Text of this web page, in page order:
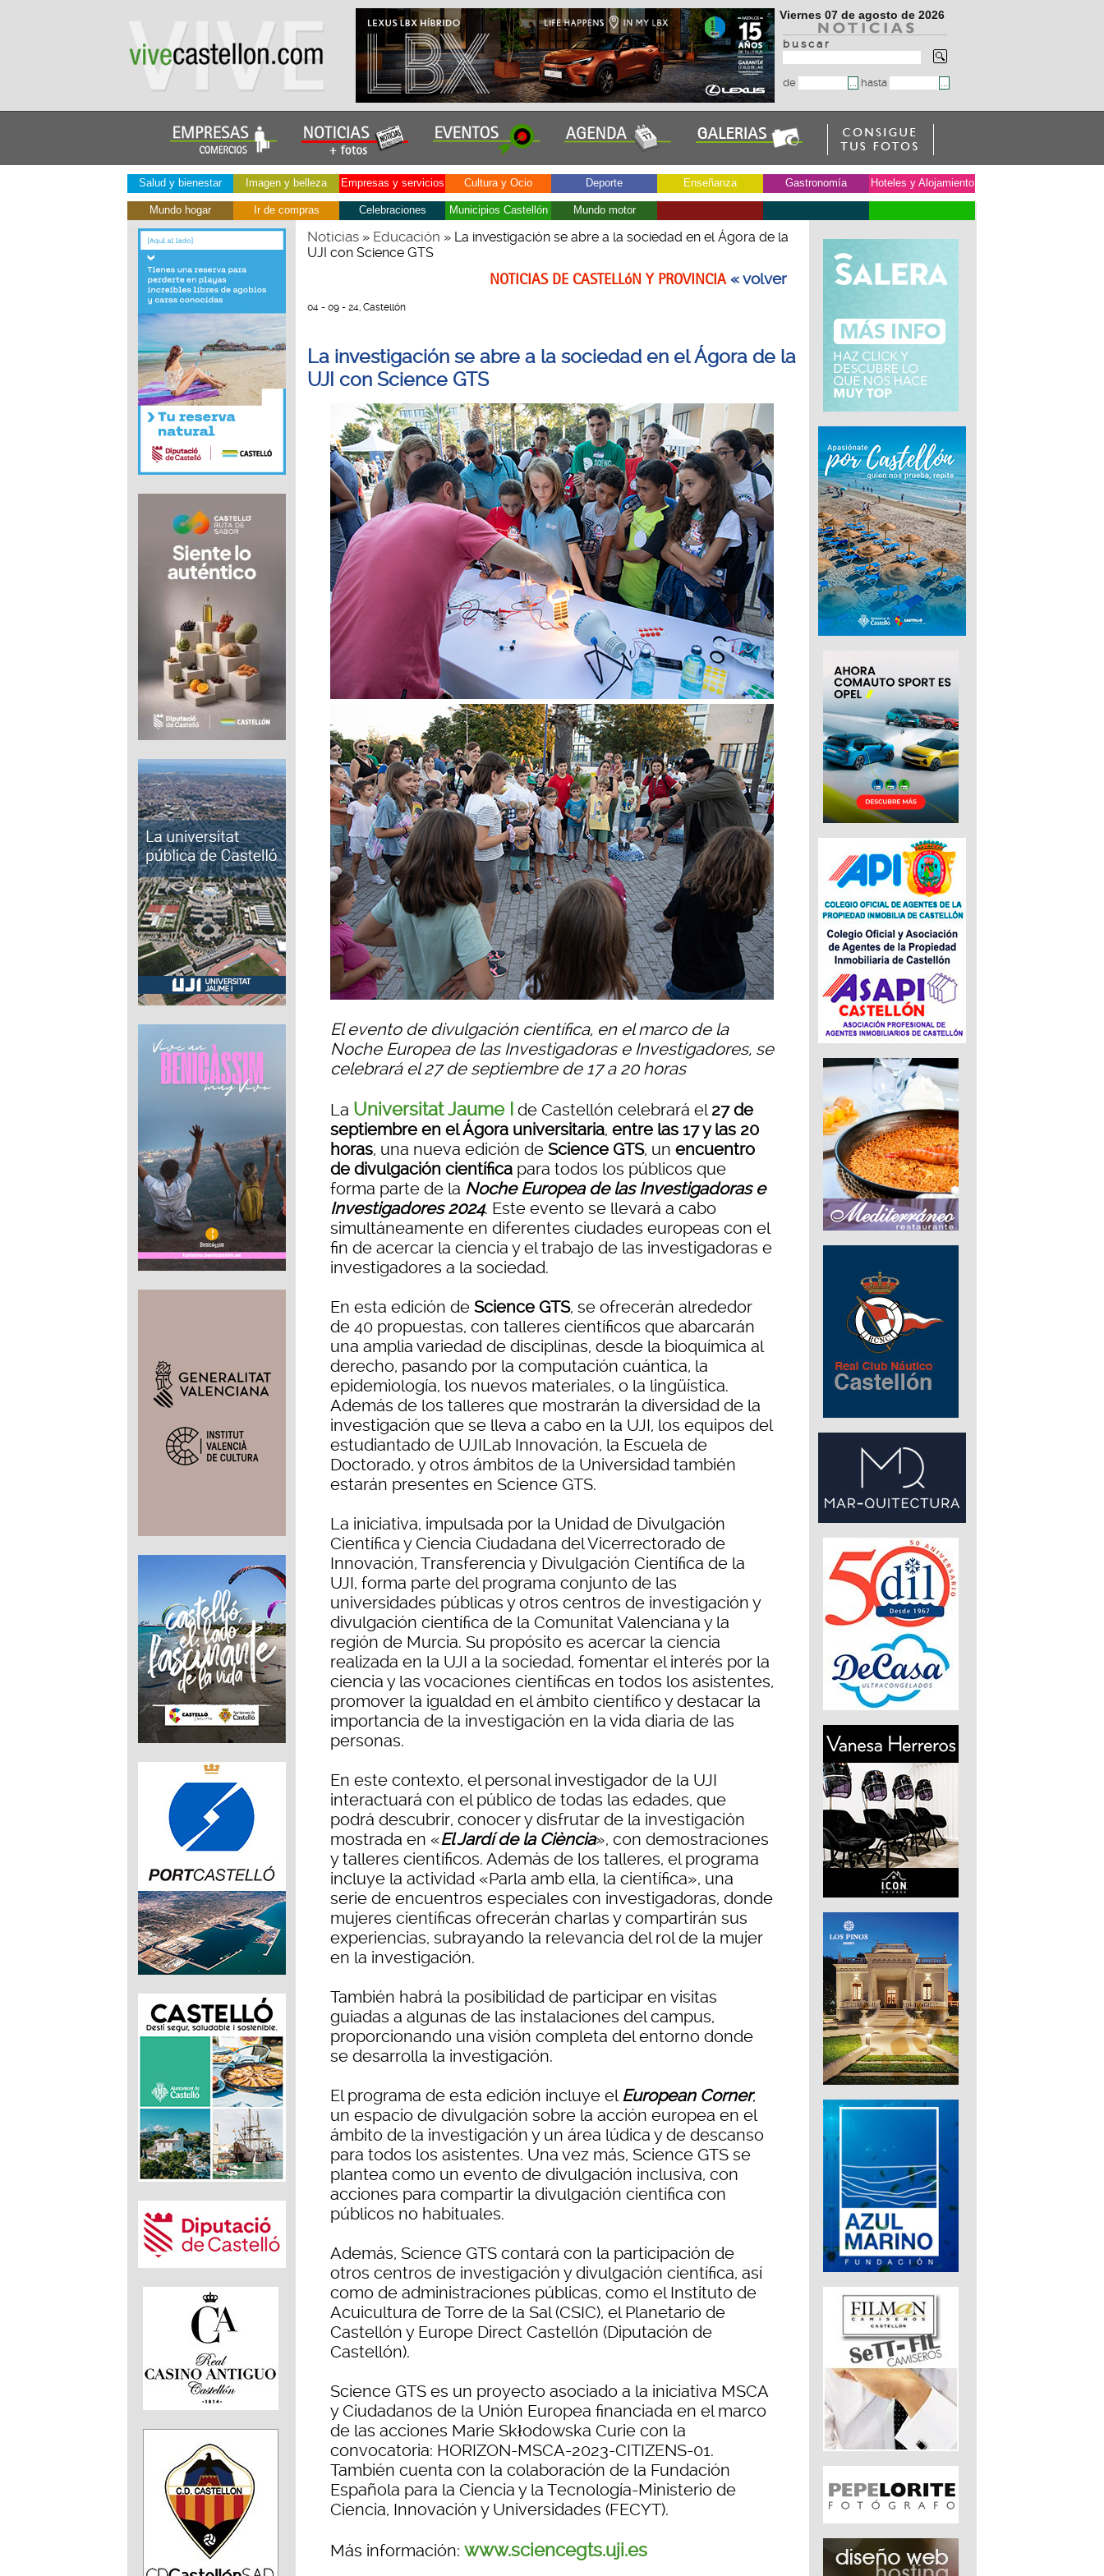
Viernes 07 de agosto de 2026
b u s c a r
de hasta
Salud y bienestar Imagen y belleza Empresas y servicios Cultura y Ocio Deporte Enseñanza Gastronomía Hoteles y Alojamiento
Mundo hogar Ir de compras Celebraciones Municipios Castellón Mundo motor
Noticias» Educación » La investigación se abre a la sociedad en el Ágora de la
UJI con Science GTS
NOTICIAS DE CASTELLóN Y PROVINCIA« volver
04 - 09 - 24, Castellón
La investigación se abre a la sociedad en el Ágora de la
UJI con Science GTS
El evento de divulgación científica, en el marco de la
Noche Europea de las Investigadoras e Investigadores, se
celebrará el 27 de septiembre de 17 a 20 horas
La Universitat Jaume I de Castellón celebrará el27 de
septiembre en el Ágora universitaria, entre las 17 y las 20
horas, una nueva edición de Science GTS, un encuentro
de divulgación científica para todos los públicos que
forma parte de la Noche Europea de las Investigadoras e
Investigadores 2024. Este evento se llevará a cabo
simultáneamente en diferentes ciudades europeas con el
fin de acercar la ciencia y el trabajo de las investigadoras e
investigadores a la sociedad.
En esta edición de Science GTS, se ofrecerán alrededor
de 40 propuestas, con talleres científicos que abarcarán
una amplia variedad de disciplinas, desde la bioquímica al
derecho, pasando por la computación cuántica, la
epidemiología, los nuevos materiales, o la lingüística.
Además de los talleres que mostrarán la diversidad de la
investigación que se lleva a cabo en la UJI, los equipos del
estudiantado de UJILab Innovación, la Escuela de
Doctorado, y otros ámbitos de la Universidad también
estarán presentes en Science GTS.
La iniciativa, impulsada por la Unidad de Divulgación
Científica y Ciencia Ciudadana del Vicerrectorado de
Innovación, Transferencia y Divulgación Científica de la
UJI, forma parte del programa conjunto de las
universidades públicas y otros centros de investigación y
divulgación científica de la Comunitat Valenciana y la
región de Murcia. Su propósito es acercar la ciencia
realizada en la UJI a la sociedad, fomentar el interés por la
ciencia y las vocaciones científicas en todos los asistentes,
promover la igualdad en el ámbito científico y destacar la
importancia de la investigación en la vida diaria de las
personas.
En este contexto, el personal investigador de la UJI
interactuará con el público de todas las edades, que
podrá descubrir, conocer y disfrutar de la investigación
mostrada en «El Jardí de la Ciència», con demostraciones
y talleres científicos. Además de los talleres, el programa
incluye la actividad «Parla amb ella, la científica», una
serie de encuentros especiales con investigadoras, donde
mujeres científicas ofrecerán charlas y compartirán sus
experiencias, subrayando la relevancia del rol de la mujer
en la investigación.
También habrá la posibilidad de participar en visitas
guiadas a algunas de las instalaciones del campus,
proporcionando una visión completa del entorno donde
se desarrolla la investigación.
El programa de esta edición incluye elEuropean Corner,
un espacio de divulgación sobre la acción europea en el
ámbito de la investigación y un área lúdica y de descanso
para todos los asistentes. Una vez más, Science GTS se
plantea como un evento de divulgación inclusiva, con
acciones para compartir la divulgación científica con
públicos no habituales.
Además, Science GTS contará con la participación de
otros centros de investigación y divulgación científica, así
como de administraciones públicas, como el Instituto de
Acuicultura de Torre de la Sal (CSIC), el Planetario de
Castellón y Europe Direct Castellón (Diputación de
Castellón).
Science GTS es un proyecto asociado a la iniciativa MSCA
y Ciudadanos de la Unión Europea financiada en el marco
de las acciones Marie Skłodowska Curie con la
convocatoria: HORIZON-MSCA-2023-CITIZENS-01.
También cuenta con la colaboración de la Fundación
Española para la Ciencia y la Tecnología-Ministerio de
Ciencia, Innovación y Universidades (FECYT).
Más información: www.sciencegts.uji.es